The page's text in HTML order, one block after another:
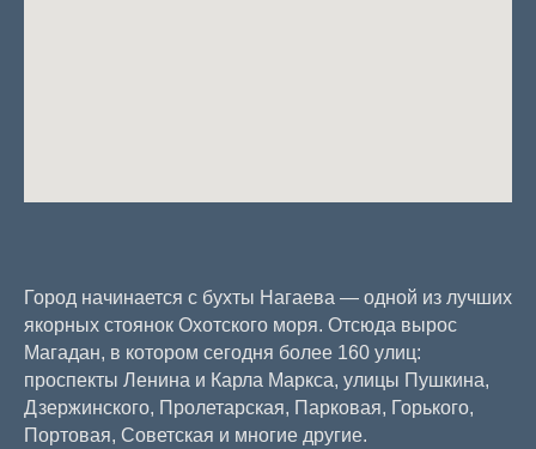
Город начинается с бухты Нагаева — одной из лучших
якорных стоянок Охотского моря. Отсюда вырос
Магадан, в котором сегодня более 160 улиц:
проспекты Ленина и Карла Маркса, улицы Пушкина,
Дзержинского, Пролетарская, Парковая, Горького,
Портовая, Советская и многие другие.